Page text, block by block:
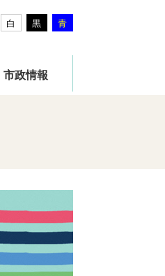
白 黒 青
市政情報